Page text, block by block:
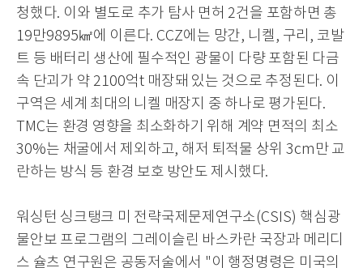
청했다. 이와 별도로 추가 탐사 면허 2건을 포함하면 총
19만9895㎢에 이른다. CCZ에는 망간, 니켈 , 구리 , 코발
트 등 배터리 생산에 필수적인 광물이 다량 포함된 다금
속 단괴가 약 2100억t 매장돼 있는 것으로 추정된다. 이
구역은 세계 최대의 니켈 매장지 중 하나로 평가된다.
TMC는 환경 영향을 최소화하기 위해 계약 면적의 최소
30%는 채굴에서 제외하고, 해저 퇴적물 상위 3cm 만 교
란하는 방식 등 환경 보호 방안도 제시했다.
워싱턴 싱크탱크 미 전략국제문제연구소(CSIS) 핵심광
물안보 프로그램의 그레이슬린 바스카란 국장과 메리디
스 슐츠 연구원은 공동저술에서 " 이 행정명령은 미국의